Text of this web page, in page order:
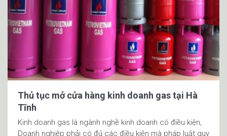
Thủ tục mở cửa hàng kinh doanh gas tại Hà
Tĩnh
Kinh doanh gas là ngành nghề kinh doanh có điều kiện,
Doanh nghiệp phải có đủ các điều kiện mà pháp luật quy